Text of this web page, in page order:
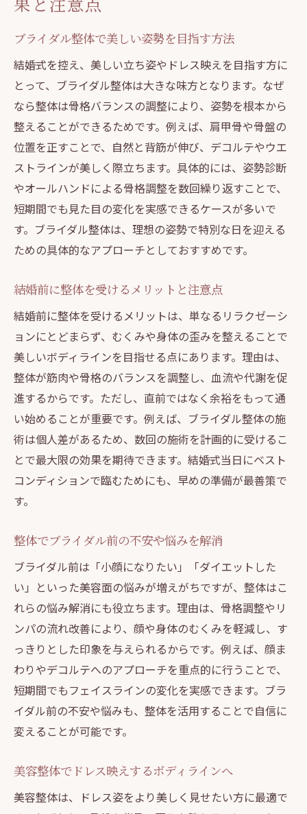
果と注意点
ブライダル整体で美しい姿勢を目指す方法
結婚式を控え、美しい立ち姿やドレス映えを目指す方に
とって、ブライダル整体は大きな味方となります。なぜ
なら整体は骨格バランスの調整により、姿勢を根本から
整えることができるためです。例えば、肩甲骨や骨盤の
位置を正すことで、自然と背筋が伸び、デコルテやウエ
ストラインが美しく際立ちます。具体的には、姿勢診断
やオールハンドによる骨格調整を数回繰り返すことで、
短期間でも見た目の変化を実感できるケースが多いで
す。ブライダル整体は、理想の姿勢で特別な日を迎える
ための具体的なアプローチとしておすすめです。
結婚前に整体を受けるメリットと注意点
結婚前に整体を受けるメリットは、単なるリラクゼーシ
ョンにとどまらず、むくみや身体の歪みを整えることで
美しいボディラインを目指せる点にあります。理由は、
整体が筋肉や骨格のバランスを調整し、血流や代謝を促
進するからです。ただし、直前ではなく余裕をもって通
い始めることが重要です。例えば、ブライダル整体の施
術は個人差があるため、数回の施術を計画的に受けるこ
とで最大限の効果を期待できます。結婚式当日にベスト
コンディションで臨むためにも、早めの準備が最善策で
す。
整体でブライダル前の不安や悩みを解消
ブライダル前は「小顔になりたい」「ダイエットした
い」といった美容面の悩みが増えがちですが、整体はこ
れらの悩み解消にも役立ちます。理由は、骨格調整やリ
ンパの流れ改善により、顔や身体のむくみを軽減し、す
っきりとした印象を与えられるからです。例えば、顔ま
わりやデコルテへのアプローチを重点的に行うことで、
短期間でもフェイスラインの変化を実感できます。ブラ
イダル前の不安や悩みも、整体を活用することで自信に
変えることが可能です。
美容整体でドレス映えするボディラインへ
美容整体は、ドレス姿をより美しく見せたい方に最適で